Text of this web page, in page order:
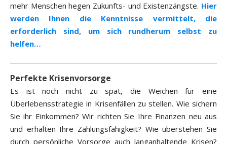
mehr Menschen hegen Zukunfts- und Existenzängste. Hier
werden Ihnen die Kenntnisse vermittelt, die
erforderlich sind, um sich rundherum selbst zu
helfen…
Perfekte Krisenvorsorge
Es ist noch nicht zu spät, die Weichen für eine
Überlebensstrategie in Krisenfällen zu stellen. Wie sichern
Sie ihr Einkommen? Wir richten Sie Ihre Finanzen neu aus
und erhalten Ihre Zahlungsfähigkeit? Wie überstehen Sie
durch persönliche Vorsorge auch langanhaltende Krisen?